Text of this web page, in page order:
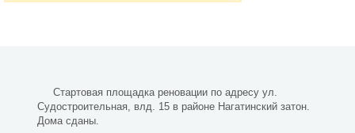
Стартовая площадка реновации по адресу ул.
Судостроительная, влд. 15 в районе Нагатинский затон.
Дома сданы.